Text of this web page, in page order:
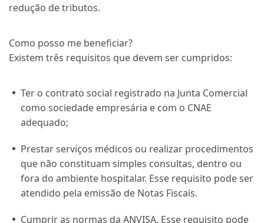
redução de tributos.
Como posso me beneficiar?
Existem três requisitos que devem ser cumpridos:
Ter o contrato social registrado na Junta Comercial
como sociedade empresária e com o CNAE
adequado;
Prestar serviços médicos ou realizar procedimentos
que não constituam simples consultas, dentro ou
fora do ambiente hospitalar. Esse requisito pode ser
atendido pela emissão de Notas Fiscais.
Cumprir as normas da ANVISA. Esse requisito pode